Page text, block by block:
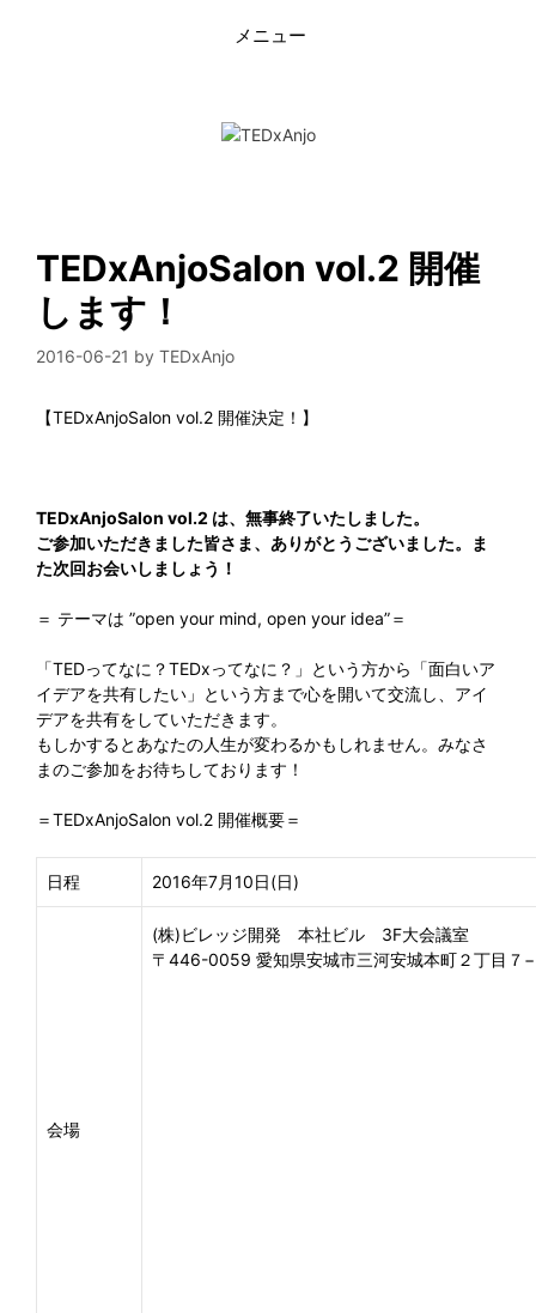
メニュー
TEDxAnjoSalon vol.2 開催
します！
2016-06-21 by TEDxAnjo
【TEDxAnjoSalon vol.2 開催決定！】
TEDxAnjoSalon vol.2 は、無事終了いたしました。
ご参加いただきました皆さま、ありがとうございました。ま
た次回お会いしましょう！
＝ テーマは ”open your mind, open your idea”＝
「TEDってなに？TEDxってなに？」という方から「面白いア
イデアを共有したい」という方まで心を開いて交流し、アイ
デアを共有をしていただきます。
もしかするとあなたの人生が変わるかもしれません。みなさ
まのご参加をお待ちしております！
＝TEDxAnjoSalon vol.2 開催概要＝
日程 2016年7月10日(日)
会場
(株)ビレッジ開発 本社ビル 3F大会議室
〒446-0059 愛知県安城市三河安城本町２丁目７